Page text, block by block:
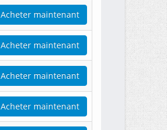
Acheter maintenant
Acheter maintenant
Acheter maintenant
Acheter maintenant